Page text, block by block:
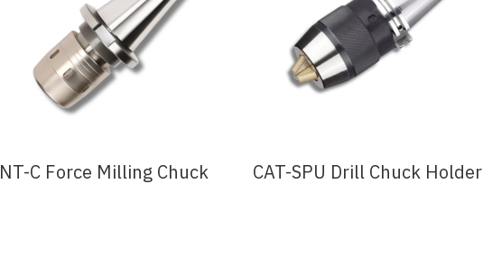
NT-C Force Milling Chuck CAT-SPU Drill Chuck Holder